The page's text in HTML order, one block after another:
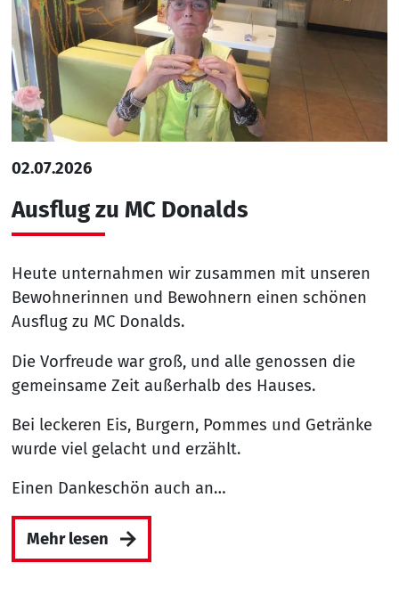
02.07.2026
Ausflug zu MC Donalds
Heute unternahmen wir zusammen mit unseren
Bewohnerinnen und Bewohnern einen schönen
Ausflug zu MC Donalds.
Die Vorfreude war groß, und alle genossen die
gemeinsame Zeit außerhalb des Hauses.
Bei leckeren Eis, Burgern, Pommes und Getränke
wurde viel gelacht und erzählt.
Einen Dankeschön auch an…
Mehr lesen